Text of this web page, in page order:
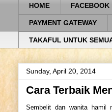
HOME FACEBOOK
PAYMENT GATEWAY
TAKAFUL UNTUK
Sunday, April 20, 2014
Cara Terbaik
Sembelit dan wanita hamil